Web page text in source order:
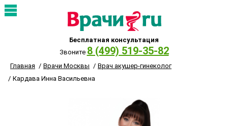
Бесплатная консультация
Звоните 8 (499) 519-35-82
Главная Врачи Москвы
Врач акушер-гинеколог
Кардава Инна Васильевна